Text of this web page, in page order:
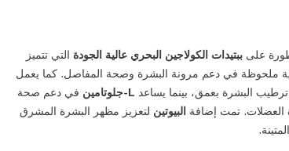
علىببتيدات الكولاجين البحري عالية الجودة التي تتميز
ملحوظة في دعم مرونة البشرة وصحة المفاصل. كما يعمل
البشرة بعمق، بينما يساعد L-جلوتامين
في دعم صحة
العضلات. تمت إضافة البيوتين لتعزيز مظهر البشرة المشرق